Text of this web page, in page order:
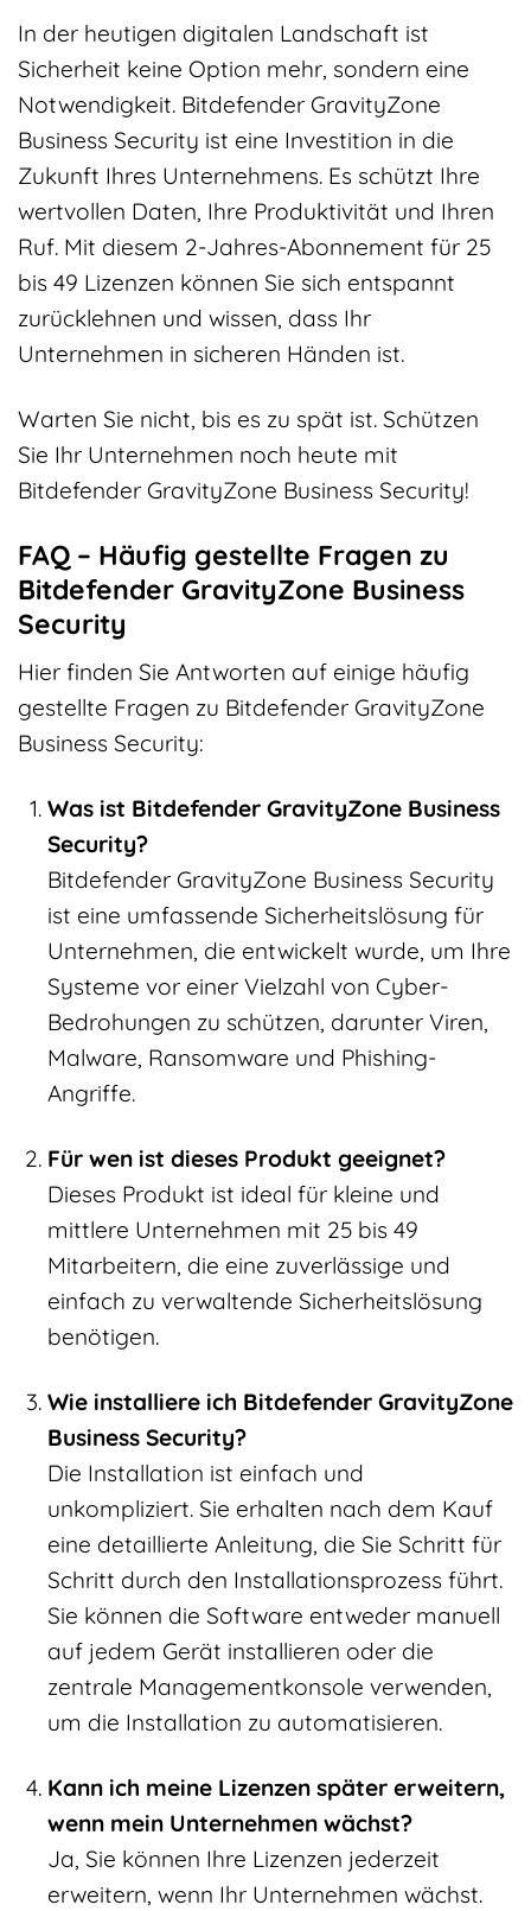
In der heutigen digitalen Landschaft ist
Sicherheit keine Option mehr, sondern eine
Notwendigkeit. Bitdefender GravityZone
Business Security ist eine Investition in die
Zukunft Ihres Unternehmens. Es schützt Ihre
wertvollen Daten, Ihre Produktivität und Ihren
Ruf. Mit diesem 2-Jahres-Abonnement für 25
bis 49 Lizenzen können Sie sich entspannt
zurücklehnen und wissen, dass Ihr
Unternehmen in sicheren Händen ist.
Warten Sie nicht, bis es zu spät ist. Schützen
Sie Ihr Unternehmen noch heute mit
Bitdefender GravityZone Business Security!
FAQ – Häufig gestellte Fragen zu
Bitdefender GravityZone Business
Security
Hier finden Sie Antworten auf einige häufig
gestellte Fragen zu Bitdefender GravityZone
Business Security:
Was ist Bitdefender GravityZone Business
Security?
Bitdefender GravityZone Business Security
ist eine umfassende Sicherheitslösung für
Unternehmen, die entwickelt wurde, um Ihre
Systeme vor einer Vielzahl von Cyber-
Bedrohungen zu schützen, darunter Viren,
Malware, Ransomware und Phishing-
Angriffe.
Für wen ist dieses Produkt geeignet?
Dieses Produkt ist ideal für kleine und
mittlere Unternehmen mit 25 bis 49
Mitarbeitern, die eine zuverlässige und
einfach zu verwaltende Sicherheitslösung
benötigen.
Wie installiere ich Bitdefender GravityZone
Business Security?
Die Installation ist einfach und
unkompliziert. Sie erhalten nach dem Kauf
eine detaillierte Anleitung, die Sie Schritt für
Schritt durch den Installationsprozess führt.
Sie können die Software entweder manuell
auf jedem Gerät installieren oder die
zentrale Managementkonsole verwenden,
um die Installation zu automatisieren.
Kann ich meine Lizenzen später erweitern,
wenn mein Unternehmen wächst?
Ja, Sie können Ihre Lizenzen jederzeit
erweitern, wenn Ihr Unternehmen wächst.